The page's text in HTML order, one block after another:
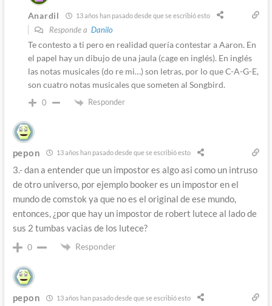
Anardil 13 años han pasado desde que se escribió esto
Responde a Danilo
Te contesto a ti pero en realidad quería contestar a Aaron. En
el papel hay un dibujo de una jaula (cage en inglés). En inglés
las notas musicales (do re mi…) son letras, por lo que C-A-G-E,
son cuatro notas musicales que someten al Songbird.
0 Responder
pepon 13 años han pasado desde que se escribió esto
3.- dan a entender que un impostor es algo asi como un intruso
de otro universo, por ejemplo booker es un impostor en el
mundo de comstok ya que no es el original de ese mundo,
entonces, ¿por que hay un impostor de robert lutece al lado de
sus 2 tumbas vacias de los lutece?
0 Responder
pepon 13 años han pasado desde que se escribió esto